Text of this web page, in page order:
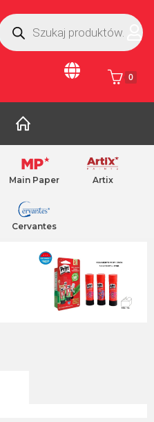
0
Main Paper Artix
Cervantes
/ PRITT LOCTITE